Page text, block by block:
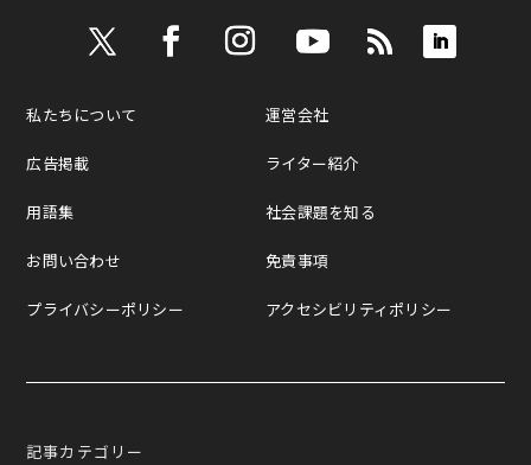
私たちについて
広告掲載
用語集
お問い合わせ
プライバシーポリシー
運営会社
ライター紹介
社会課題を知る
免責事項
アクセシビリティポリシー
記事カテゴリー